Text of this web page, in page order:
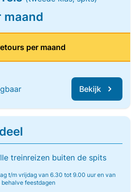
maand
per maand
Bekijk
treinreizen buiten de spits
t/m vrijdag van 6.30 tot 9.00 uur en van
feestdagen